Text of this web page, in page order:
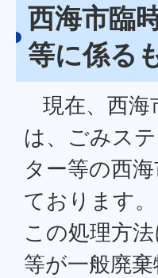
西海市臨
等に係る
現在、西海
は、ごみス
ター等の西
ております。
この処理方
等が一般廃